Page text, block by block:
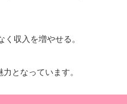
収入を増やせる。
となっています。